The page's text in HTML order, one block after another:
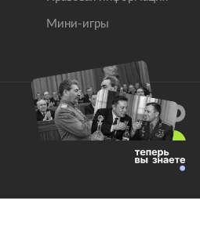
Мини-игры
Все права защищены.